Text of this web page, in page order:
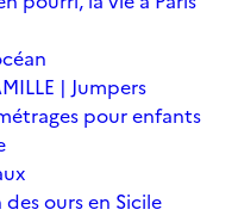
| Jumpers
pour enfants
des ours en Sicile